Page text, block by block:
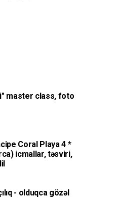
master class, foto
Coral Playa 4 *
icmallar, təsviri,
- olduqca gözəl